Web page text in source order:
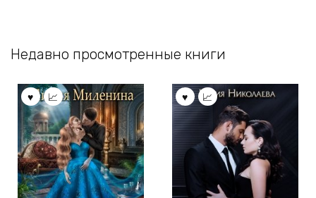
Недавно просмотренные книги